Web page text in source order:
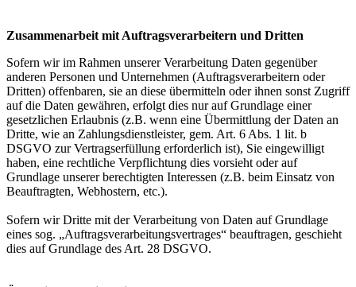
Zusammenarbeit mit Auftragsverarbeitern und Dritten
Sofern wir im Rahmen unserer Verarbeitung Daten gegenüber
anderen Personen und Unternehmen (Auftragsverarbeitern oder
Dritten) offenbaren, sie an diese übermitteln oder ihnen sonst Zugriff
auf die Daten gewähren, erfolgt dies nur auf Grundlage einer
gesetzlichen Erlaubnis (z.B. wenn eine Übermittlung der Daten an
Dritte, wie an Zahlungsdienstleister, gem. Art. 6 Abs. 1 lit. b
DSGVO zur Vertragserfüllung erforderlich ist), Sie eingewilligt
haben, eine rechtliche Verpflichtung dies vorsieht oder auf
Grundlage unserer berechtigten Interessen (z.B. beim Einsatz von
Beauftragten, Webhostern, etc.).
Sofern wir Dritte mit der Verarbeitung von Daten auf Grundlage
eines sog. „Auftragsverarbeitungsvertrages“ beauftragen, geschieht
dies auf Grundlage des Art. 28 DSGVO.